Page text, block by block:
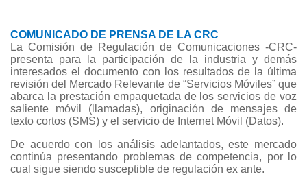
COMUNICADO DE PRENSA DE LA CRC
La Comisión de Regulación de Comunicaciones -CRC-
presenta para la participación de la industria y demás
interesados el documento con los resultados de la última
revisión del Mercado Relevante de “Servicios Móviles” que
abarca la prestación empaquetada de los servicios de voz
saliente móvil (llamadas), originación de mensajes de
texto cortos (SMS) y el servicio de Internet Móvil (Datos).
De acuerdo con los análisis adelantados, este mercado
continúa presentando problemas de competencia, por lo
cual sigue siendo susceptible de regulación ex ante.